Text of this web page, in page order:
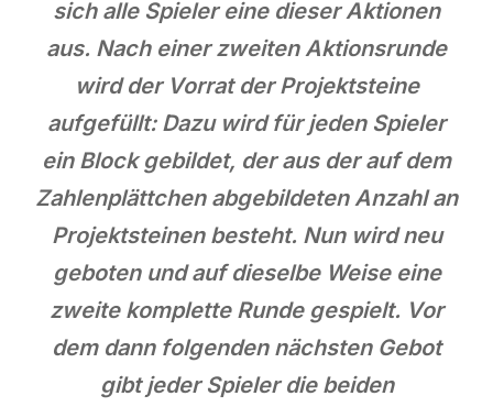
sich alle Spieler eine dieser Aktionen
aus. Nach einer zweiten Aktionsrunde
wird der Vorrat der Projektsteine
aufgefüllt: Dazu wird für jeden Spieler
ein Block gebildet, der aus der auf dem
Zahlenplättchen abgebildeten Anzahl an
Projektsteinen besteht. Nun wird neu
geboten und auf dieselbe Weise eine
zweite komplette Runde gespielt. Vor
dem dann folgenden nächsten Gebot
gibt jeder Spieler die beiden